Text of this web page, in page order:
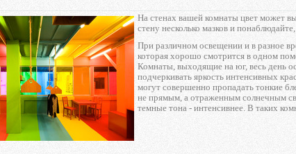
На стенах вашей комнаты цвет может
стену несколько мазков и
При различном освещении и в разное
которая хорошо смотрится в одном
Комнаты, выходящие на юг, весь день
подчеркивать яркость интенсивных
могут совершенно пропадать тонкие
не прямым, а отраженным солнечным
темные тона - интенсивнее. В таких